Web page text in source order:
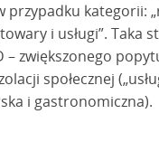
kategorii:
i usługi”.
zwiększonego
społecznej
i gastronomiczna).